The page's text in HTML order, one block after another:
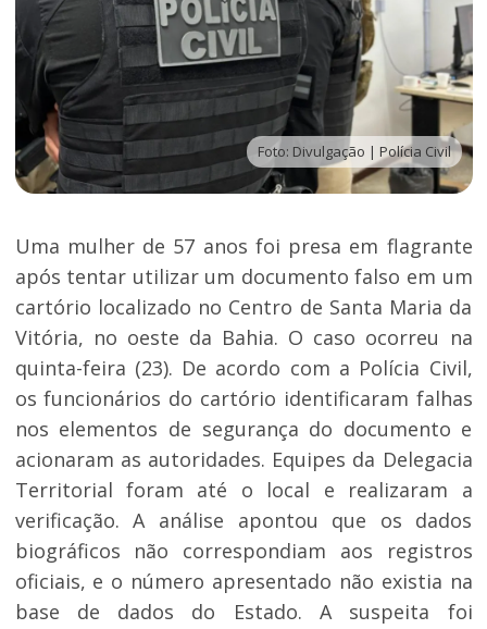
Foto: Divulgação | Polícia Civil
Uma mulher de 57 anos foi presa em flagrante
após tentar utilizar um documento falso em um
cartório localizado no Centro de Santa Maria da
Vitória, no oeste da Bahia. O caso ocorreu na
quinta-feira (23). De acordo com a Polícia Civil,
os funcionários do cartório identificaram falhas
nos elementos de segurança do documento e
acionaram as autoridades. Equipes da Delegacia
Territorial foram até o local e realizaram a
verificação. A análise apontou que os dados
biográficos não correspondiam aos registros
oficiais, e o número apresentado não existia na
base de dados do Estado. A suspeita foi